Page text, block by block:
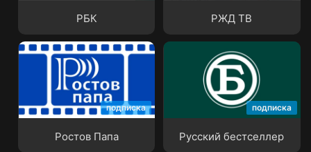
РБК РЖД ТВ
подписка
Ростов Папа
Ростов Папа
подписка
Русский бестселлер
Русский бестселлер